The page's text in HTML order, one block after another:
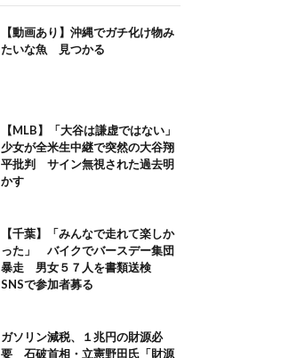
【動画あり】沖縄でガチ化け物み
たいな魚 見つかる
【MLB】「大谷は謙虚ではない」
少女が全米生中継で突然の大谷翔
平批判 サイン無視された過去明
かす
【千葉】「みんなで走れて楽しか
った」 バイクでバースデー集団
暴走 男女５７人を書類送検
SNSで参加者募る
ガソリン減税、１兆円の財源必
要 石破首相・立憲野田氏「財源